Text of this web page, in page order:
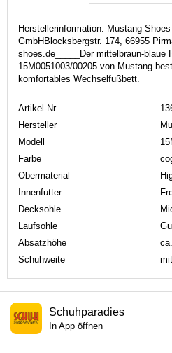
Herstellerinformation: Mustang
GmbHBlocksbergstr. 174, 66955
shoes.de_____Der mittelbraun-blaue
15M0051003/00205 von Mustang
komfortables Wechselfußbett.
Artikel-Nr.
Hersteller
Modell
Farbe
Obermaterial
Innenfutter
Decksohle
Laufsohle
Absatzhöhe
Schuhweite
Schuhparadies
In App öffnen